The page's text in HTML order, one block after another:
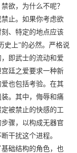
欲，为什么不呢？
止。如果你考虑欲
、特定的地点应该
史上”的必然。严格说
即武士的流动和爱
廷之爱要求一种新
也包括考验。在其
。其中，侮辱和痛
被禁止的快感的工
骤，以构成无器官
干扰这个进程。
础结构的角色，也